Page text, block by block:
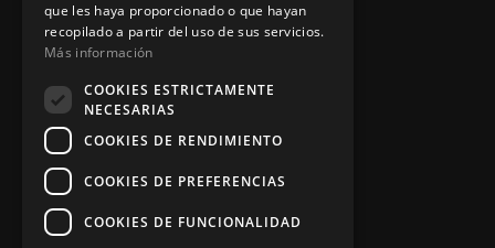
Síguenos
que les haya proporcionado o que hayan
recopilado a partir del uso de sus servicios.
Más información
COOKIES ESTRICTAMENTE
NECESARIAS
COOKIES DE RENDIMIENTO
COOKIES DE PREFERENCIAS
COOKIES DE FUNCIONALIDAD